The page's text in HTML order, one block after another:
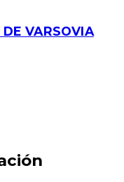
VARSOVIA